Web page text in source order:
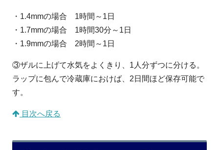
・1.4mmの場合 1時間～1日
・1.7mmの場合 1時間30分～1日
・1.9mmの場合 2時間～1日
③ザルに上げて水気をよくきり、1人分ずつに分ける。
ラップに包んで冷蔵庫におけば、2日間ほど保存可能で
す。
目次へ戻る